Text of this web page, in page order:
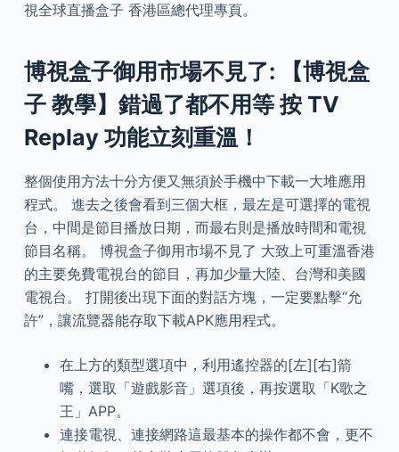
視全球直播盒子 香港區總代理專頁。
博視盒子御用市場不見了: 【博視盒
子 教學】錯過了都不用等 按 TV
Replay 功能立刻重溫！
整個使用方法十分方便又無須於手機中下載一大堆應用
程式。 進去之後會看到三個大框，最左是可選擇的電視
台，中間是節目播放日期，而最右則是播放時間和電視
節目名稱。 博視盒子御用市場不見了 大致上可重溫香港
的主要免費電視台的節目，再加少量大陸、台灣和美國
電視台。 打開後出現下面的對話方塊，一定要點擊“允
許”，讓流覽器能存取下載APK應用程式。
在上方的類型選項中，利用遙控器的[左][右]箭
嘴，選取「遊戲影音」選項後，再按選取「K歌之
王」APP。
連接電視、連接網路這最基本的操作都不會，更不